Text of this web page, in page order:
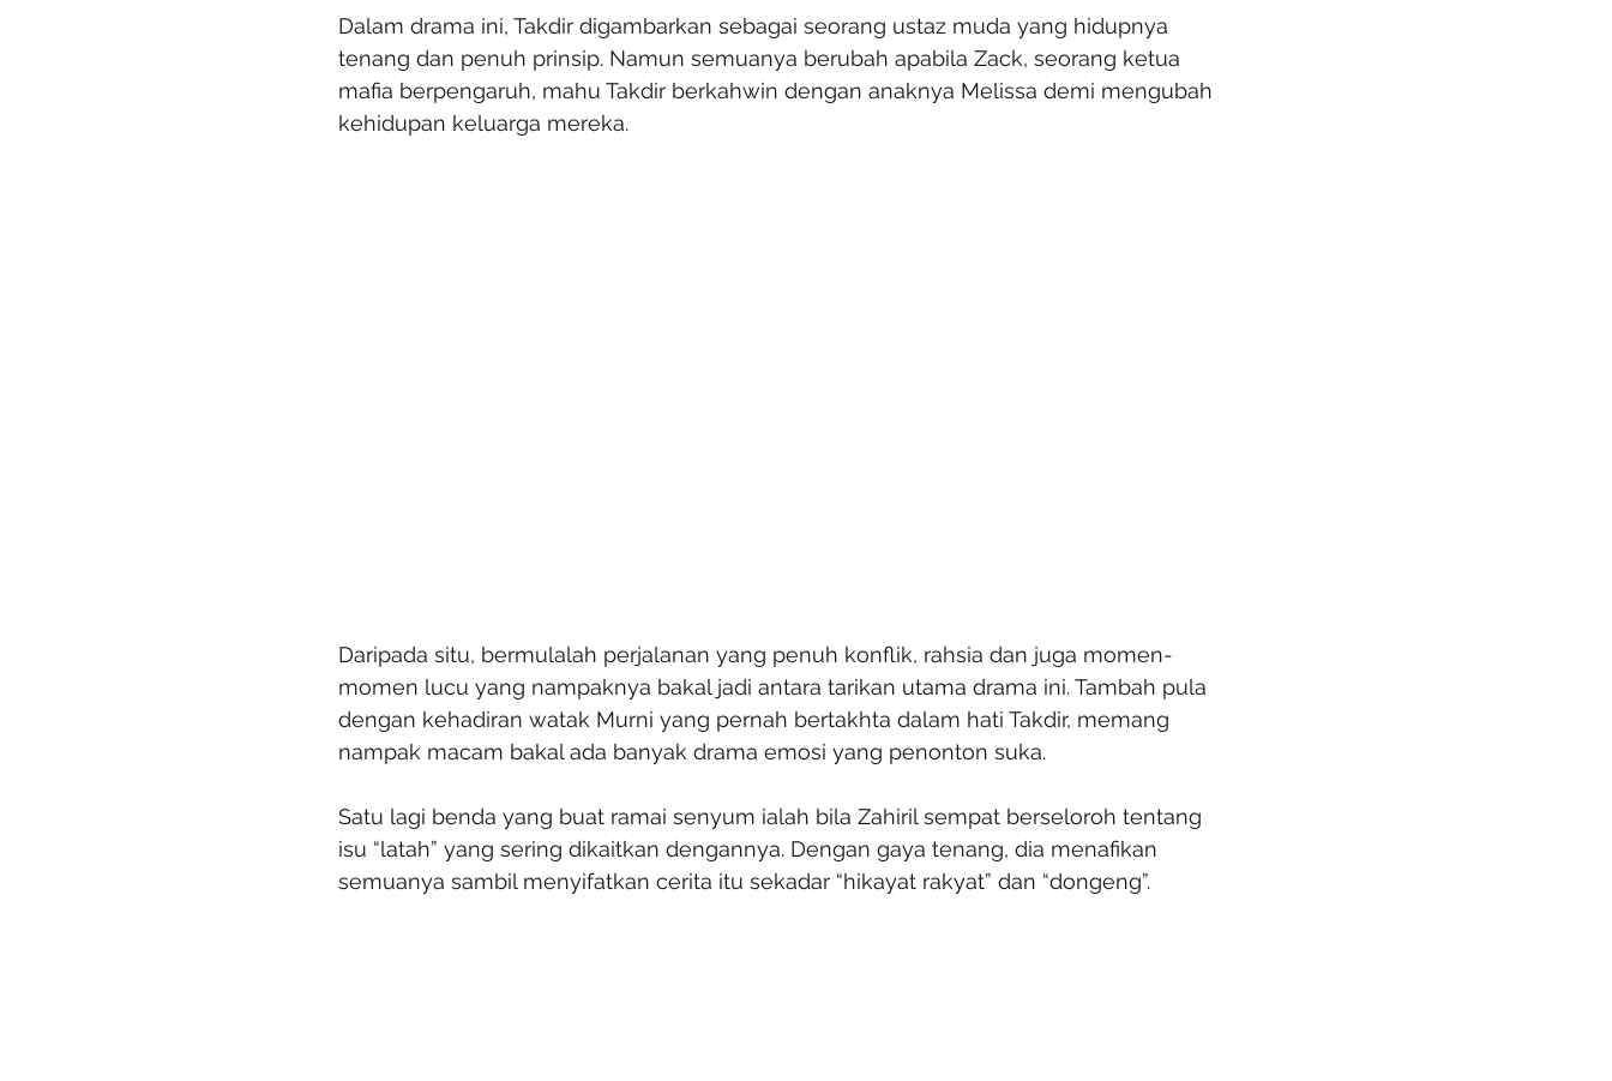
Dalam drama ini, Takdir digambarkan sebagai seorang ustaz muda yang hidupnya
tenang dan penuh prinsip. Namun semuanya berubah apabila Zack, seorang ketua
mafia berpengaruh, mahu Takdir berkahwin dengan anaknya Melissa demi mengubah
kehidupan keluarga mereka.
Daripada situ, bermulalah perjalanan yang penuh konflik, rahsia dan juga momen-
momen lucu yang nampaknya bakal jadi antara tarikan utama drama ini. Tambah pula
dengan kehadiran watak Murni yang pernah bertakhta dalam hati Takdir, memang
nampak macam bakal ada banyak drama emosi yang penonton suka.
Satu lagi benda yang buat ramai senyum ialah bila Zahiril sempat berseloroh tentang
isu “latah” yang sering dikaitkan dengannya. Dengan gaya tenang, dia menafikan
semuanya sambil menyifatkan cerita itu sekadar “hikayat rakyat” dan “dongeng”.